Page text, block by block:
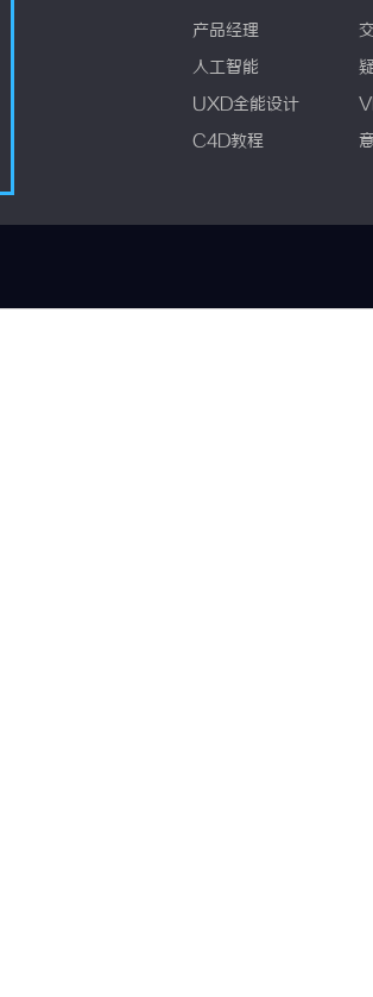
产品经理
人工智能
UXD全能设计
C4D教程